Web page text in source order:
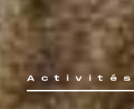
Activités